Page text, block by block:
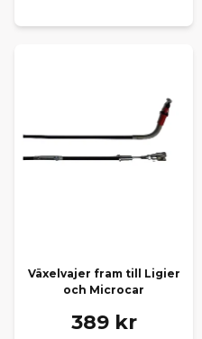
Växelvajer fram till Ligier
och Microcar
389 kr